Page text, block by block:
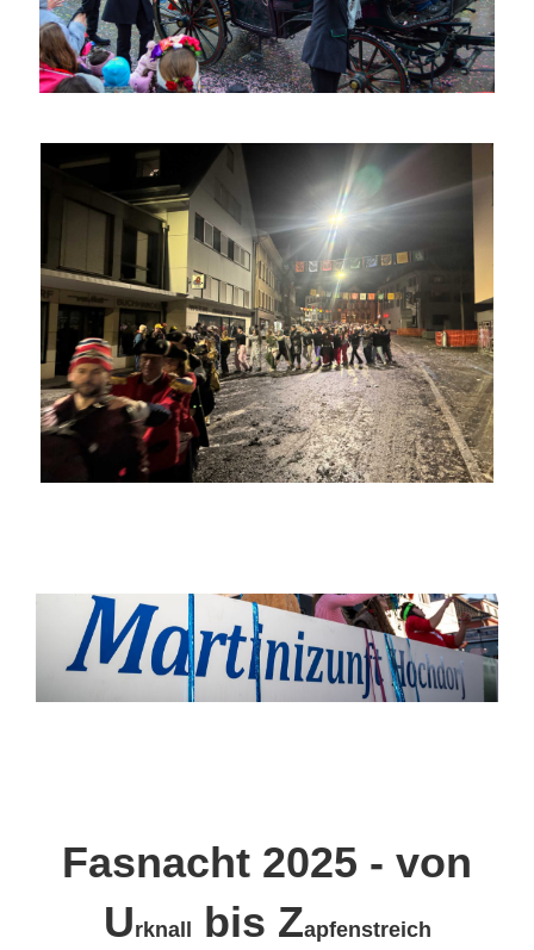
Fasnacht 2025 - von
Urknall bis Zapfenstreich